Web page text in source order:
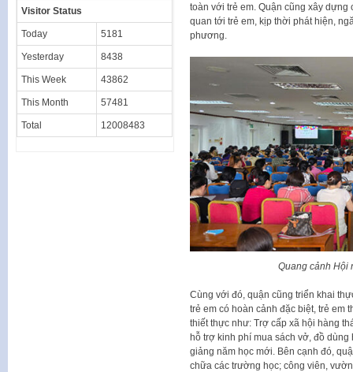
toàn với trẻ em. Quận cũng xây
quan tới trẻ em, kịp thời phát hiện,
phương.
Quang cảnh Hội
Cùng với đó, quận cũng triển khai
trẻ em có hoàn cảnh đặc biệt, trẻ em
thiết thực như: Trợ cấp xã hội hàng
hỗ trợ kinh phí mua sách vở, đồ
giảng năm học mới. Bên cạnh đó,
chữa các trường học; công viên,
Visitor Status
Today 5181
Yesterday 8438
This Week 43862
This Month 57481
Total 12008483